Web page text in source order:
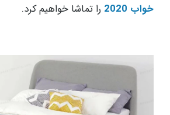
خواب 2020
را تماشا خواهیم کرد.